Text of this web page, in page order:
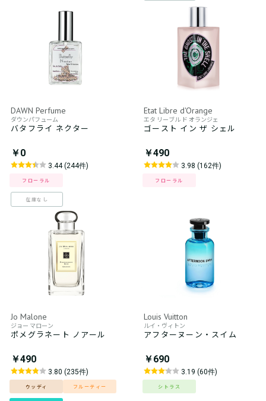
DAWN Perfume
ダウンパフューム
バタフライ ネクター
￥0
3.44 (244件)
フローラル
在庫なし
Etat Libre d'Orange
エタ リーブル ド オランジェ
ゴースト イン ザ シェル
￥490
3.98 (162件)
フローラル
Jo Malone
ジョー マローン
ポメグラネート ノアール
￥490
3.80 (235件)
ウッディ フルーティー
Louis Vuitton
ルイ・ヴィトン
アフターヌーン・スイム
￥690
3.19 (60件)
シトラス